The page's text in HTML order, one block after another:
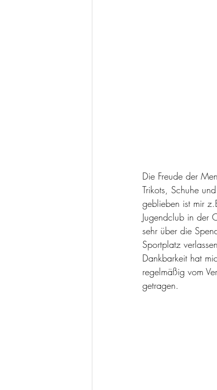
Die Freude der
Trikots, Schuhe
geblieben ist mir
Jugendclub in der
sehr über die
Sportplatz
Dankbarkeit hat
regelmäßig vom
getragen.